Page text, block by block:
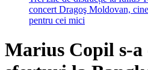
concert Dragoş Moldovan,
pentru cei mici
Marius Copil s-